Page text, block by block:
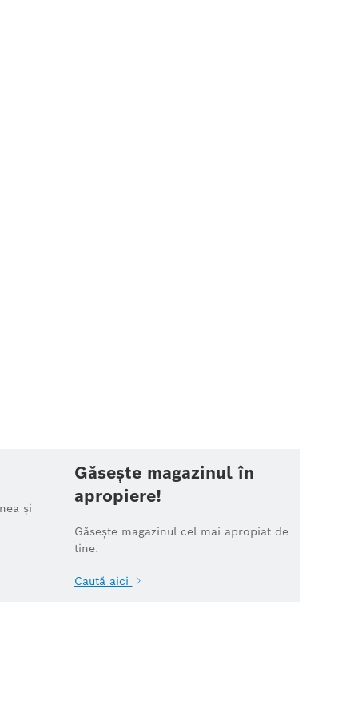
și
Găsește magazinul în
apropiere!
Găsește magazinul cel mai apropiat de
tine.
Caută aici